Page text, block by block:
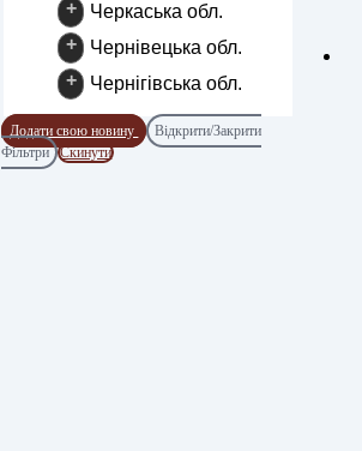
+
Черкаська обл.
+
Чернівецька обл.
+
Чернігівська обл.
Додати свою новину
Відкрити/Закрити
Фільтри
Скинути